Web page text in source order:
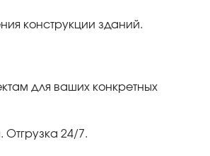
конструкции зданий.
для ваших конкретных
Отгрузка 24/7.